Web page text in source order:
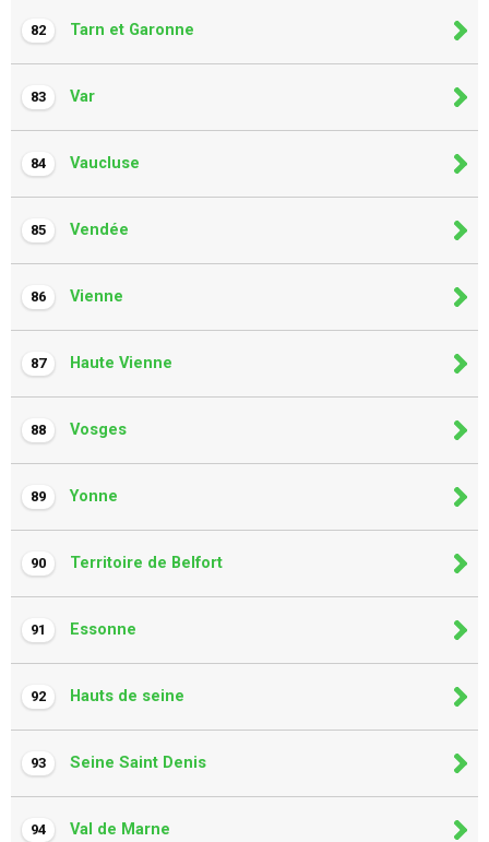
82 Tarn et Garonne
83 Var
84 Vaucluse
85 Vendée
86 Vienne
87 Haute Vienne
88 Vosges
89 Yonne
90 Territoire de Belfort
91 Essonne
92 Hauts de seine
93 Seine Saint Denis
94 Val de Marne